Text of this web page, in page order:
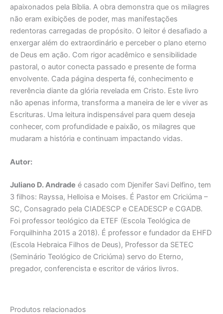
apaixonados pela Bíblia. A obra demonstra que os milagres
não eram exibições de poder, mas manifestações
redentoras carregadas de propósito. O leitor é desafiado a
enxergar além do extraordinário e perceber o plano eterno
de Deus em ação. Com rigor acadêmico e sensibilidade
pastoral, o autor conecta passado e presente de forma
envolvente. Cada página desperta fé, conhecimento e
reverência diante da glória revelada em Cristo. Este livro
não apenas informa, transforma a maneira de ler e viver as
Escrituras. Uma leitura indispensável para quem deseja
conhecer, com profundidade e paixão, os milagres que
mudaram a história e continuam impactando vidas.
Autor:
Juliano D. Andrade é casado com Djenifer Savi Delfino, tem
3 filhos: Rayssa, Helloisa e Moises. É Pastor em Criciúma –
SC, Consagrado pela CIADESCP e CEADESCP e CGADB.
Foi professor teológico da ETEF (Escola Teológica de
Forquilhinha 2015 a 2018). É professor e fundador da EHFD
(Escola Hebraica Filhos de Deus), Professor da SETEC
(Seminário Teológico de Criciúma) servo do Eterno,
pregador, conferencista e escritor de vários livros.
Produtos relacionados